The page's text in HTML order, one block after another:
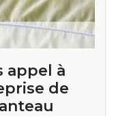
appel à
de